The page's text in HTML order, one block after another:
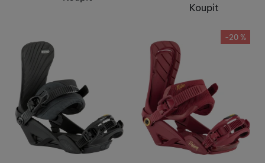
Koupit
-20 %